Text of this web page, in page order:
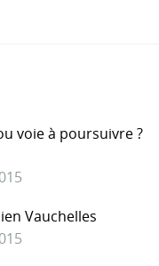
voie à poursuivre ?
Vauchelles